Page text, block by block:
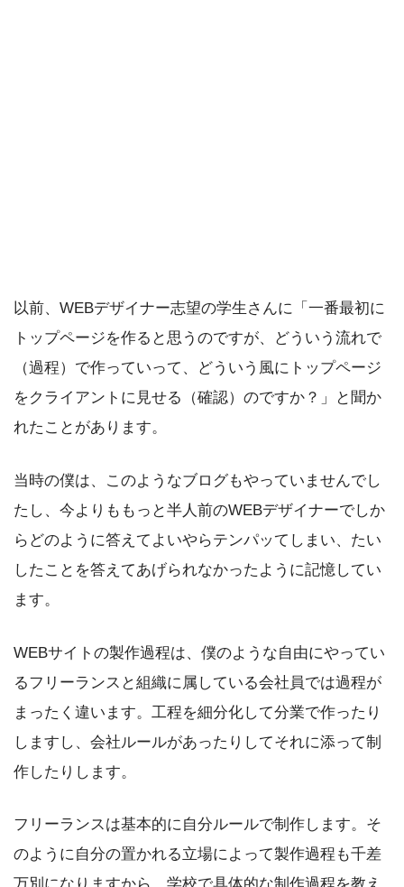
以前、WEBデザイナー志望の学生さんに「一番最初に
トップページを作ると思うのですが、どういう流れで
（過程）で作っていって、どういう風にトップページ
をクライアントに見せる（確認）のですか？」と聞か
れたことがあります。
当時の僕は、このようなブログもやっていませんでし
たし、今よりももっと半人前のWEBデザイナーでしか
らどのように答えてよいやらテンパッてしまい、たい
したことを答えてあげられなかったように記憶してい
ます。
WEBサイトの製作過程は、僕のような自由にやってい
るフリーランスと組織に属している会社員では過程が
まったく違います。工程を細分化して分業で作ったり
しますし、会社ルールがあったりしてそれに添って制
作したりします。
フリーランスは基本的に自分ルールで制作します。そ
のように自分の置かれる立場によって製作過程も千差